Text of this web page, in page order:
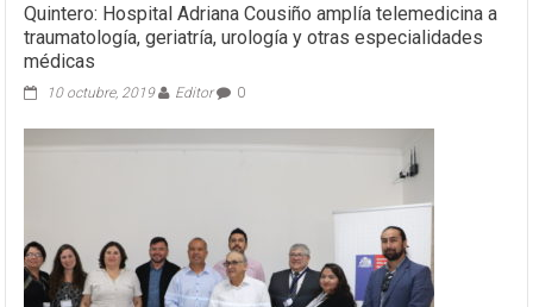
Quintero: Hospital Adriana Cousiño amplía telemedicina a
traumatología, geriatría, urología y otras especialidades
médicas
10 octubre, 2019 Editor 0